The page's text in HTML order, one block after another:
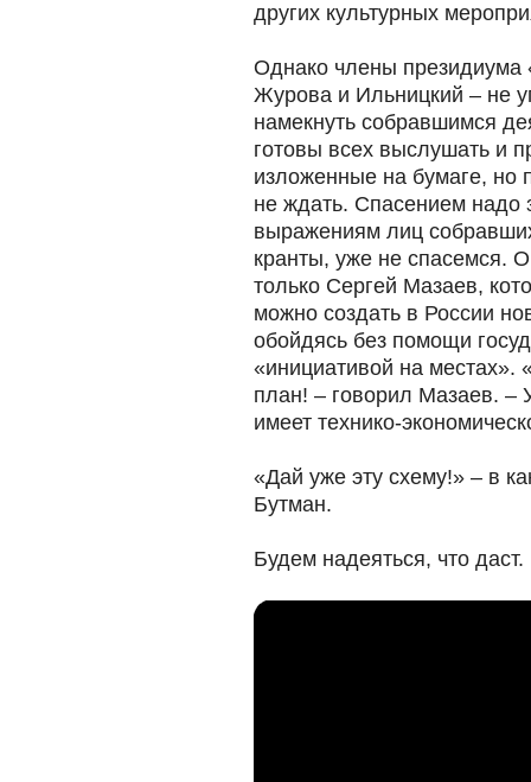
других культурных
Однако члены
Журова и Ильницкий – не
намекнуть собравшимся
готовы всех выслушать и
изложенные на бумаге, но
не ждать. Спасением надо
выражениям лиц
кранты, уже не спасемся.
только Сергей Мазаев,
можно создать в России
обойдясь без помощи
«инициативой на местах».
план! – говорил Мазаев. –
имеет технико-
«Дай уже эту схему!» – в
Бутман.
Будем надеяться, что даст.